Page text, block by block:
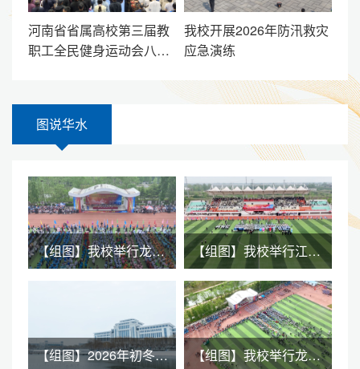
河南省省属高校第三届教
职工全民健身运动会八段
我校开展2026年防汛救灾
应急演练
图说华水
【组图】我校举行龙子湖校区2026年春季田径运动会暨全民健身大会 【组图】我校举行江淮校区2026年春季田径运动会暨全民健身大会
【组图】2026年初冬逢雪 与君共赏 【组图】我校举行龙子湖校区2025年春季田径运动会暨全民健身大会